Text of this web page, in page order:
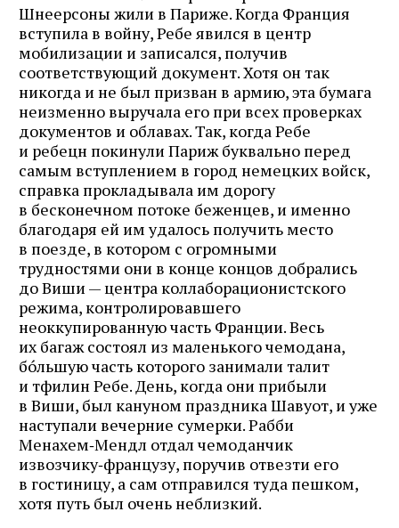
Шнеерсоны жили в Париже. Когда Франция
вступила в войну, Ребе явился в центр
мобилизации и записался, получив
соответствующий документ. Хотя он так
никогда и не был призван в армию, эта бумага
неизменно выручала его при всех проверках
документов и облавах. Так, когда Ребе
и ребецн покинули Париж буквально перед
самым вступлением в город немецких войск,
справка прокладывала им дорогу
в бесконечном потоке беженцев, и именно
благодаря ей им удалось получить место
в поезде, в котором с огромными
трудностями они в конце концов добрались
до Виши — центра коллаборационистского
режима, контролировавшего
неоккупированную часть Франции. Весь
их багаж состоял из маленького чемодана,
бóльшую часть которого занимали талит
и тфилин Ребе. День, когда они прибыли
в Виши, был кануном праздника Шавуот, и уже
наступали вечерние сумерки. Рабби
Менахем‑Мендл отдал чемоданчик
извозчику‑французу, поручив отвезти его
в гостиницу, а сам отправился туда пешком,
хотя путь был очень неблизкий.